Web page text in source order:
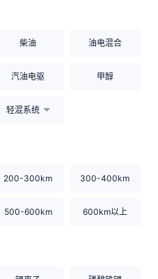
柴油 油电混合
汽油电驱 甲醇
轻混系统
200-300km 300-400km
500-600km 600km以上